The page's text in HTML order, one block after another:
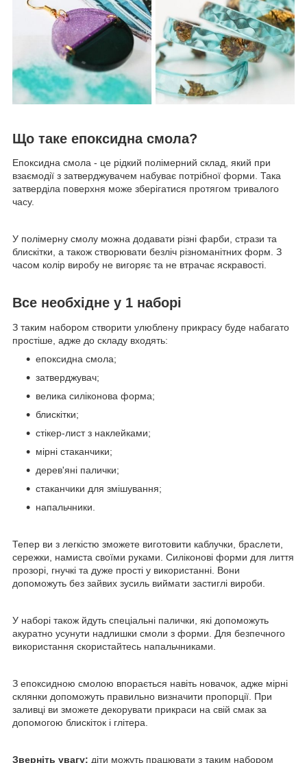
Що таке епоксидна смола?
Епоксидна смола - це рідкий полімерний склад, який при
взаємодії з затверджувачем набуває потрібної форми. Така
затверділа поверхня може зберігатися протягом тривалого
часу.
У полімерну смолу можна додавати різні фарби, стрази та
блискітки, а також створювати безліч різноманітних форм. З
часом колір виробу не вигоряє та не втрачає яскравості.
Все необхідне у 1 наборі
З таким набором створити улюблену прикрасу буде набагато
простіше, адже до складу входять:
епоксидна смола;
затверджувач;
велика силіконова форма;
блискітки;
стікер-лист з наклейками;
мірні стаканчики;
дерев'яні палички;
стаканчики для змішування;
напальчники.
Тепер ви з легкістю зможете виготовити каблучки, браслети,
сережки, намиста своїми руками. Силіконові форми для лиття
прозорі, гнучкі та дуже прості у використанні. Вони
допоможуть без зайвих зусиль виймати застиглі вироби.
У наборі також йдуть спеціальні палички, які допоможуть
акуратно усунути надлишки смоли з форми. Для безпечного
використання скористайтесь напальчниками.
З епоксидною смолою впорається навіть новачок, адже мірні
склянки допоможуть правильно визначити пропорції. При
заливці ви зможете декорувати прикраси на свій смак за
допомогою блискіток і глітера.
Зверніть увагу: діти можуть працювати з таким набором